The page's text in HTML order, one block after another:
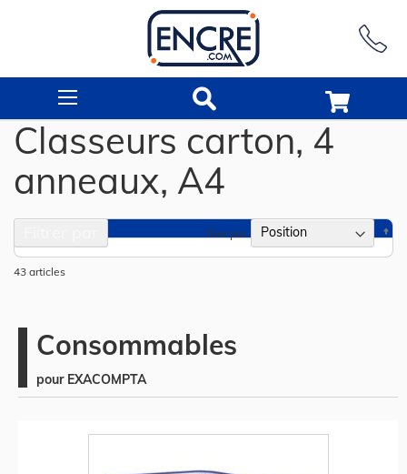
Classeurs carton, 4
anneaux, A4
43 articles
Trier par
Consommables
pour EXACOMPTA